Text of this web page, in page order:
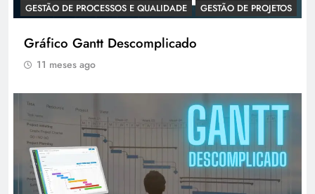
GESTÃO DE PROCESSOS E QUALIDADE GESTÃO DE PROJETOS
Gráfico Gantt Descomplicado
11 meses ago